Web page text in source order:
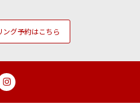
グ予約はこちら